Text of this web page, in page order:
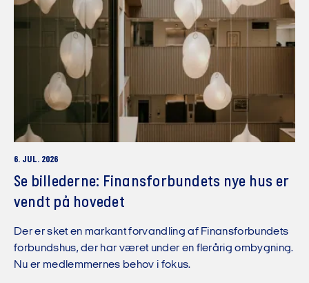
6. JUL. 2026
Se billederne: Finansforbundets nye hus er
vendt på hovedet
Der er sket en markant forvandling af Finansforbundets
forbundshus, der har været under en flerårig ombygning.
Nu er medlemmernes behov i fokus.